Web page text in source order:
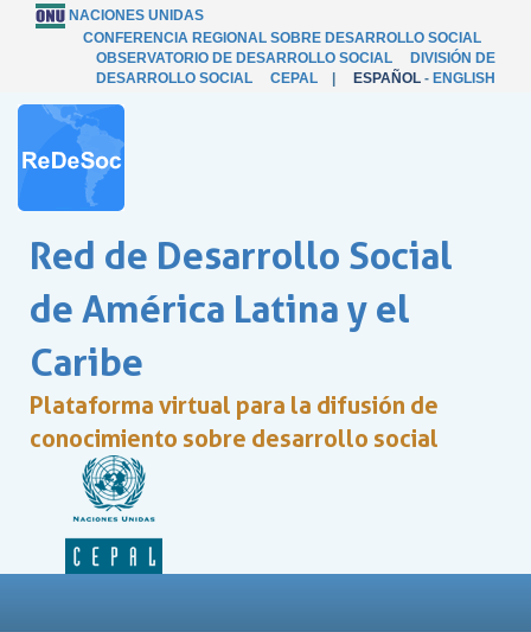
NACIONES UNIDAS
CONFERENCIA REGIONAL SOBRE DESARROLLO SOCIAL
OBSERVATORIO DE DESARROLLO SOCIAL
DIVISIÓN DE
DESARROLLO SOCIAL
CEPAL ESPAÑOL - ENGLISH
Red de Desarrollo Social
de América Latina y el
Caribe
Plataforma virtual para la difusión de
conocimiento sobre desarrollo social